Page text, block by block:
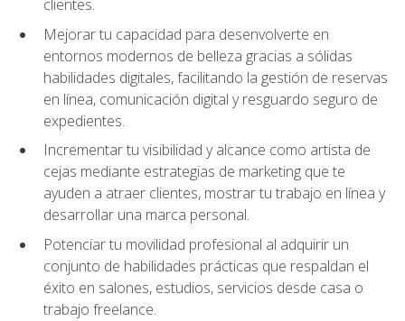
clientes.
Mejorar tu capacidad para desenvolverte en
entornos modernos de belleza gracias a sólidas
habilidades digitales, facilitando la gestión de reservas
en línea, comunicación digital y resguardo seguro de
expedientes.
Incrementar tu visibilidad y alcance como artista de
cejas mediante estrategias de marketing que te
ayuden a atraer clientes, mostrar tu trabajo en línea y
desarrollar una marca personal.
Potenciar tu movilidad profesional al adquirir un
conjunto de habilidades prácticas que respaldan el
éxito en salones, estudios, servicios desde casa o
trabajo freelance.